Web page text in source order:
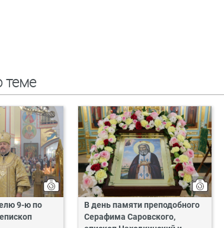
теме
9-ю по
В день памяти преподобного
Серафима Саровского,